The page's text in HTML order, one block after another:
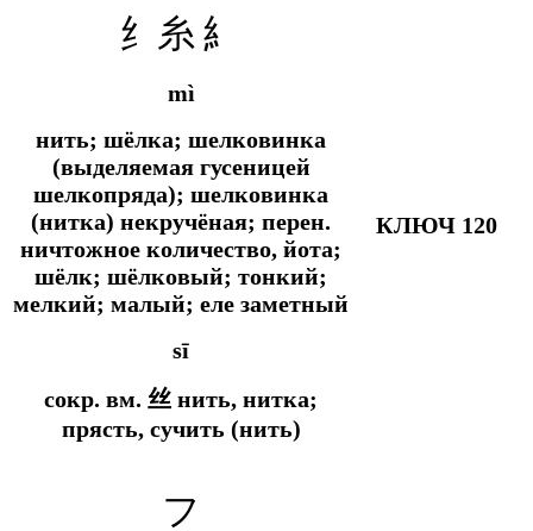
纟糸 糹
mì
нить; шёлка; шелковинка
(выделяемая гусеницей
шелкопряда); шелковинка
(нитка) некручёная; перен.
ничтожное количество, йота;
шёлк; шёлковый; тонкий;
мелкий; малый; еле заметный
sī
сокр. вм. 丝 нить, нитка;
прясть, сучить (нить)
КЛЮЧ 120
フ